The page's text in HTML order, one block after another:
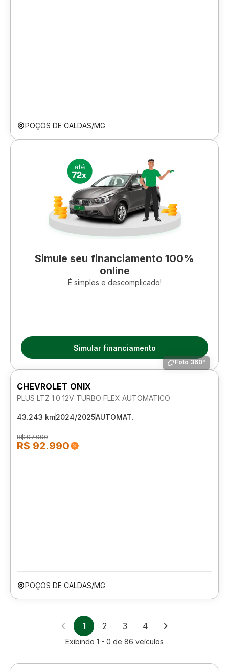
POÇOS DE CALDAS/MG
Simule seu financiamento 100%
online
É simples e descomplicado!
Simular financiamento
Foto 360º
CHEVROLET ONIX
PLUS LTZ 1.0 12V TURBO FLEX AUTOMATICO
43.243 km2024/2025AUTOMAT.
R$ 97.090
R$ 92.990
POÇOS DE CALDAS/MG
1 2 3 4
Exibindo 1 - 0 de 86 veículos